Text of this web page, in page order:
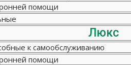
помощи
Люкс
к самообслуживанию
помощи